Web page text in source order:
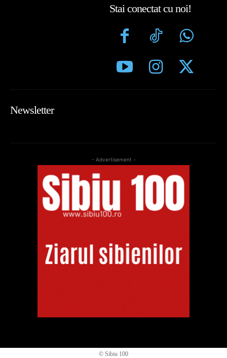
Stai conectat cu noi!
Newsletter
- Advertisement -
© Sibiu 100